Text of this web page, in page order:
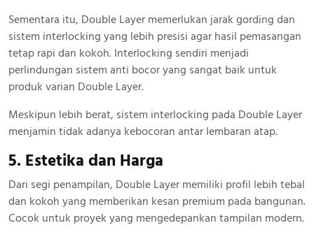
Sementara itu, Double Layer memerlukan jarak gording dan
sistem interlocking yang lebih presisi agar hasil pemasangan
tetap rapi dan kokoh. Interlocking sendiri menjadi
perlindungan sistem anti bocor yang sangat baik untuk
produk varian Double Layer.
Meskipun lebih berat, sistem interlocking pada Double Layer
menjamin tidak adanya kebocoran antar lembaran atap.
5. Estetika dan Harga
Dari segi penampilan, Double Layer memiliki profil lebih tebal
dan kokoh yang memberikan kesan premium pada bangunan.
Cocok untuk proyek yang mengedepankan tampilan modern.